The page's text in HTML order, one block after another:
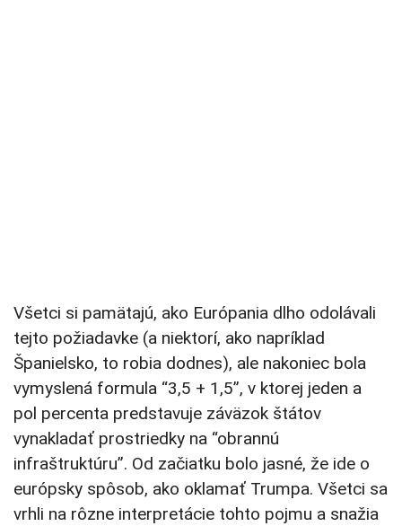
Všetci si pamätajú, ako Európania dlho odolávali
tejto požiadavke (a niektorí, ako napríklad
Španielsko, to robia dodnes), ale nakoniec bola
vymyslená formula “3,5 + 1,5”, v ktorej jeden a
pol percenta predstavuje záväzok štátov
vynakladať prostriedky na “obrannú
infraštruktúru”. Od začiatku bolo jasné, že ide o
európsky spôsob, ako oklamať Trumpa. Všetci sa
vrhli na rôzne interpretácie tohto pojmu a snažia